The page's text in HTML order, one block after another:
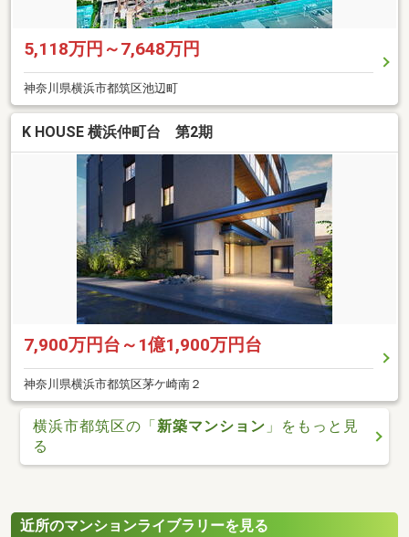
5,118万円～7,648万円
神奈川県横浜市都筑区池辺町
K HOUSE 横浜仲町台 第2期
7,900万円台～1億1,900万円台
神奈川県横浜市都筑区茅ケ崎南２
横浜市都筑区の「 新築マンション 」をもっと見
る
近所のマンションライブラリーを見る